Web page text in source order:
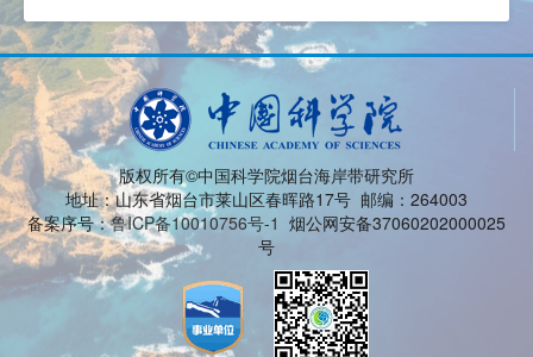
版权所有©中国科学院烟台海岸带研究所
地址：山东省烟台市莱山区春晖路17号 邮编：264003
备案序号：鲁ICP备10010756号-1 烟公网安备37060202000025
号